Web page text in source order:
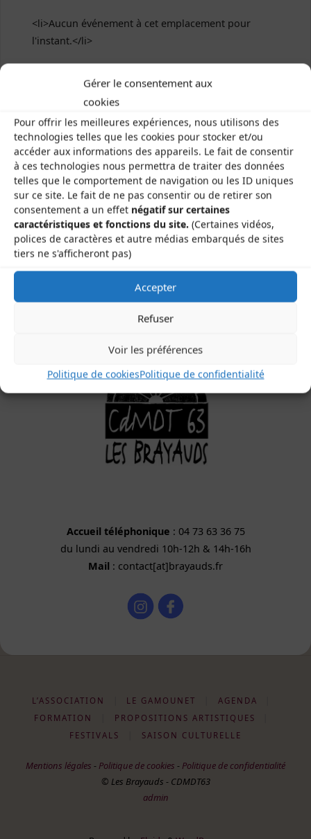
Gérer le consentement aux
cookies
Pour offrir les meilleures expériences, nous utilisons des
technologies telles que les cookies pour stocker et/ou
accéder aux informations des appareils. Le fait de consentir
à ces technologies nous permettra de traiter des données
telles que le comportement de navigation ou les ID uniques
sur ce site. Le fait de ne pas consentir ou de retirer son
consentement a un effet négatif sur certaines
caractéristiques et fonctions du site. (Certaines vidéos,
polices de caractères et autre médias embarqués de sites
tiers ne s'afficheront pas)
Accepter
Refuser
Voir les préférences
Politique de cookiesPolitique de confidentialité
<li>Aucun événement à cet emplacement pour
l'instant.</li>
Salle du Chiffon Rouge
Maison du Peuple
Les Brayauds-CDMDT63
Le Gamounet
63200 Saint-Bonnet-près-Riom
Accueil téléphonique : 04 73 63 36 75
du lundi au vendredi 10h-12h & 14h-16h
Mail : contact[at]brayauds.fr
L’ASSOCIATION LE GAMOUNET AGENDA
FORMATION
PROPOSITIONS ARTISTIQUES
FESTIVALS
SAISON CULTURELLE
Mentions légales - Politique de cookies - Politique de confidentialité
© Les Brayauds - CDMDT63
admin